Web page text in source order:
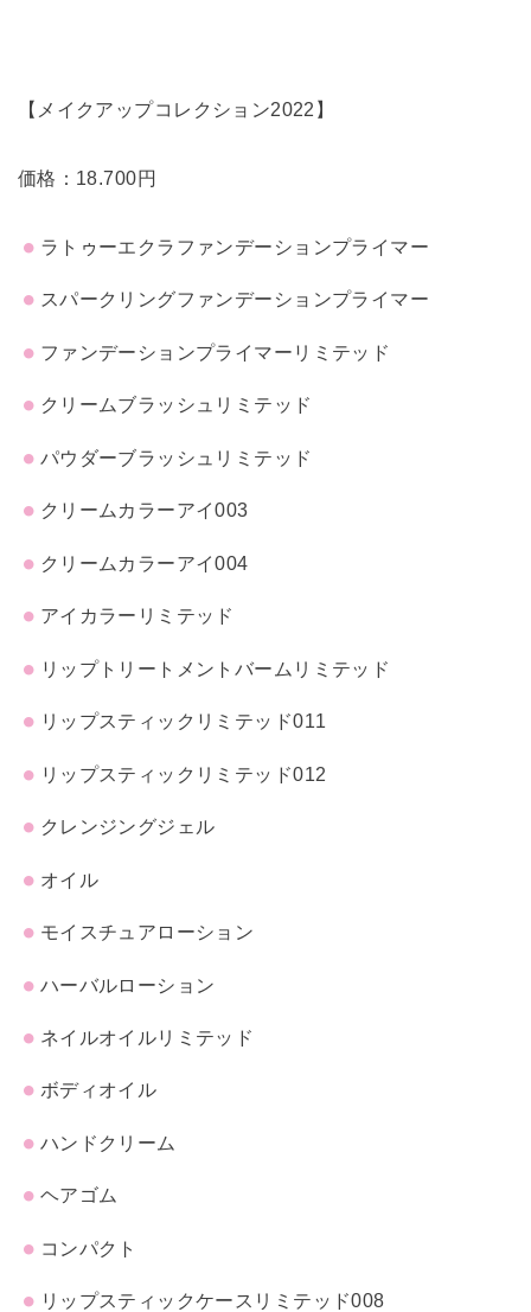
【メイクアップコレクション2022】
価格：18.700円
ラトゥーエクラファンデーションプライマー
スパークリングファンデーションプライマー
ファンデーションプライマーリミテッド
クリームブラッシュリミテッド
パウダーブラッシュリミテッド
クリームカラーアイ003
クリームカラーアイ004
アイカラーリミテッド
リップトリートメントバームリミテッド
リップスティックリミテッド011
リップスティックリミテッド012
クレンジングジェル
オイル
モイスチュアローション
ハーバルローション
ネイルオイルリミテッド
ボディオイル
ハンドクリーム
ヘアゴム
コンパクト
リップスティックケースリミテッド008